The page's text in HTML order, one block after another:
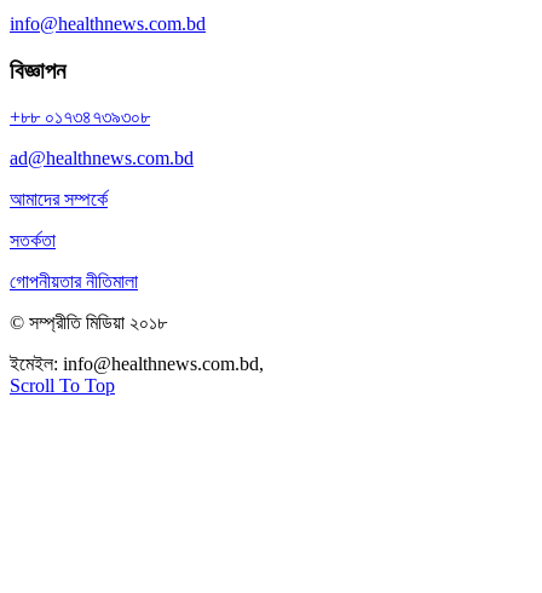
info@healthnews.com.bd
বিজ্ঞাপন
+৮৮ ০১৭৩৪৭৩৯৩০৮
ad@healthnews.com.bd
আমাদের সম্পর্কে
সতর্কতা
গোপনীয়তার নীতিমালা
© সম্প্রীতি মিডিয়া ২০১৮
ইমেইল: info@healthnews.com.bd,
Scroll To Top